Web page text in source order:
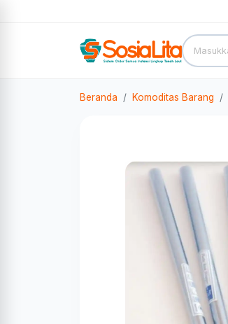
Beranda Komoditas Barang